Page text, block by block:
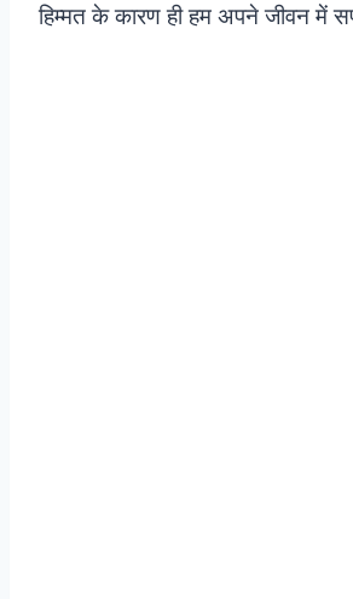
हिम्मत के कारण ही हम अपने जीवन में